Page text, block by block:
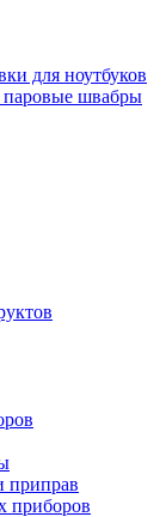
для ноутбуков
паровые швабры
приправ
приборов